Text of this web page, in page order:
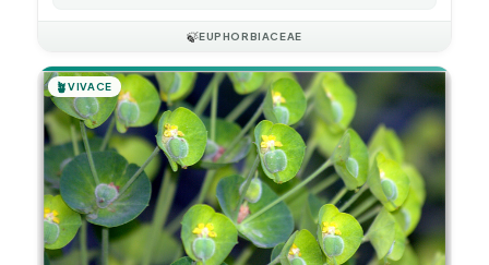
🍃EUPHORBIACEAE
🪴VIVACE